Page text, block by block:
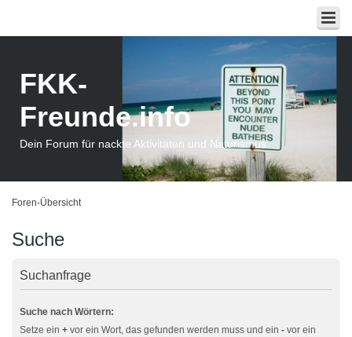
FKK-
Freunde.info
Dein Forum für nackte Aktivitäten und Naturismus
Foren-Übersicht
Suche
Suchanfrage
Suche nach Wörtern:
Setze ein + vor ein Wort, das gefunden werden muss und ein - vor ein